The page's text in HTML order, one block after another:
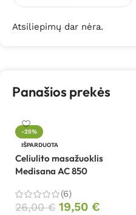
Atsiliepimų dar nėra.
Panašios prekės
-25%
IŠPARDUOTA
Celiulito masažuoklis
Medisana AC 850
(6)
26,00€ 19,50 €